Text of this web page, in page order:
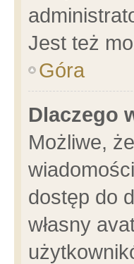
Jest też
Góra
Dlaczego
Możliwe,
dostęp do
własny